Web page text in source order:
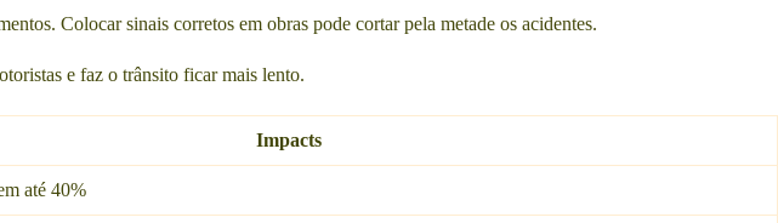
Colocar sinais corretos em obras pode cortar pela metade os acidentes.
e faz o trânsito ficar mais lento.
Impacts
até 40%